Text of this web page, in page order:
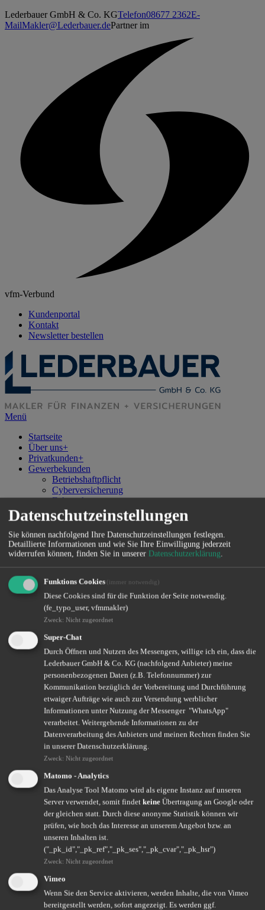
Lederbauer GmbH & Co. KGTelefon08677 2362E-
MailMakler@Lederbauer.dePartner im
vfm-Verbund
Kundenportal
Kontakt
Newsletter bestellen
Menü
Startseite
Über uns+
Privatkunden+
Gewerbekunden
Betriebshaftpflicht
Cyberversicherung
Fuhrpark
+
News+
Karriere+
Online-Rechner
Versicherungen im Gewerbebereich
Deckungskonzepte und Speziallösungen.
Gewerbeversicherungen im Überblick
Sie erhalten bei uns für Ihr Gewerbe eine vollumfängliche Beratung
und Absicherung. Folgende Versicherungen / Sparten sind in
unserem Leistungs-Portfolio enthalten:
Sach- und Vermögenssicherung
Betriebshaftpflicht
Cyberversicherung
Fuhrpark
Rechtsschutz
Vertrauensschaden
Vermögensschaden
Produkt- und Umweltschaden
Betriebsgebäude
Betriebsschließung
Geschäftsinhaltsversicherung
Spezialversicherungen (Elektronikschaden, Montageschaden,
Maschinenschaden, Glasschaden, Photovoltaikschaden,
Transportschaden, Werkverkehrsschaden, Schäden bei
Veranstaltungen)
Bürgschaftsabsicherung
Datenschutzeinstellungen
Sie können nachfolgend Ihre Datenschutzeinstellungen festlegen.
Detaillierte Informationen und wie Sie Ihre Einwilligung jederzeit
widerrufen können, finden Sie in unserer Datenschutzerklärung.
Funktions Cookies (immer notwendig)
Diese Cookies sind für die Funktion der Seite notwendig.
(fe_typo_user, vfmmakler)
Zweck: Nicht zugeordnet
Super-Chat
Durch Öffnen und Nutzen des Messengers, willige ich ein, dass die
Lederbauer GmbH & Co. KG (nachfolgend Anbieter) meine
personenbezogenen Daten (z.B. Telefonnummer) zur
Kommunikation bezüglich der Vorbereitung und Durchführung
etwaiger Aufträge wie auch zur Versendung werblicher
Informationen unter Nutzung der Messenger "WhatsApp"
verarbeitet. Weitergehende Informationen zu der
Datenverarbeitung des Anbieters und meinen Rechten finden Sie
in unserer Datenschutzerklärung.
Zweck: Nicht zugeordnet
Matomo - Analytics
Das Analyse Tool Matomo wird als eigene Instanz auf unseren
Server verwendet, somit findet keine Übertragung an Google oder
der gleichen statt. Durch diese anonyme Statistik können wir
prüfen, wie hoch das Interesse an unserem Angebot bzw. an
unseren Inhalten ist.
("_pk_id","_pk_ref","_pk_ses","_pk_cvar","_pk_hsr")
Zweck: Nicht zugeordnet
Vimeo
Wenn Sie den Service aktivieren, werden Inhalte, die von Vimeo
bereitgestellt werden, sofort angezeigt. Es werden ggf.